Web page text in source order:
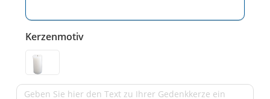
Kerzenmotiv